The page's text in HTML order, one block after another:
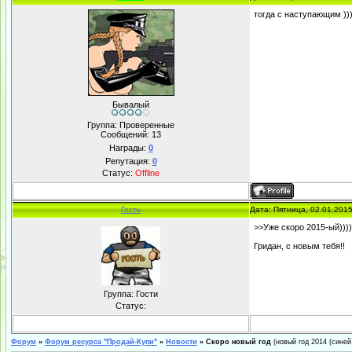
Бывалый
Группа: Проверенные
Сообщений: 13
Награды: 0
Репутация: 0
Статус: Offline
тогда с наступающим
Гость Дата: Пятница,
Группа: Гости
Статус:
>>Уже скоро 2015-ый))))
Гридан, с новым тебя!!
Форум » Форум ресурса "Продай-Купи" » Новости » Скоро новый год (новый год 2014